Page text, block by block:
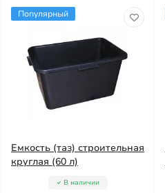
Популярный
Емкость (таз) строительная
круглая (60 л)
В наличии